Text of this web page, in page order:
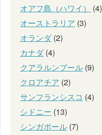
オアフ島（ハワイ）
(4)
オーストラリア (3)
オランダ(2)
カナダ(4)
クアラルンプール (9)
クロアチア (2)
サンフランシスコ (4)
シドニー (13)
シンガポール (7)